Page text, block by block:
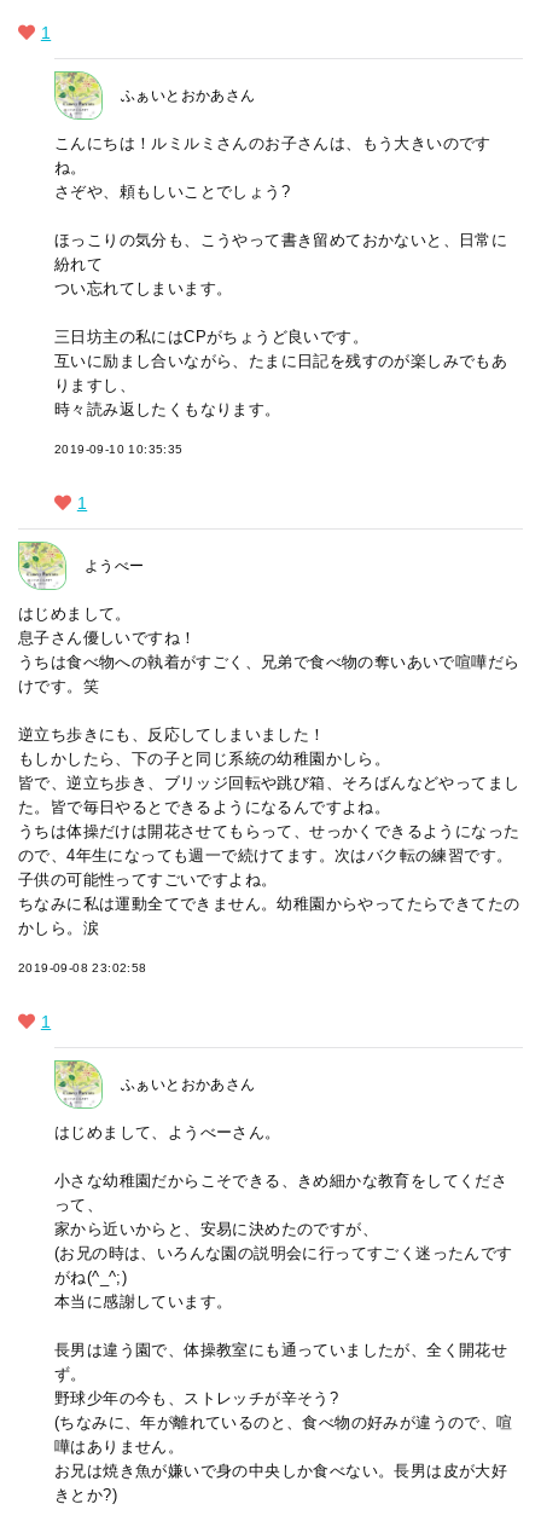
1
ふぁいとおかあさん
こんにちは！ルミルミさんのお子さんは、もう大きいのです
ね。
さぞや、頼もしいことでしょう?
ほっこりの気分も、こうやって書き留めておかないと、日常に
紛れて
つい忘れてしまいます。
三日坊主の私にはCPがちょうど良いです。
互いに励まし合いながら、たまに日記を残すのが楽しみでもあ
りますし、
時々読み返したくもなります。
2019-09-10 10:35:35
1
ようべー
はじめまして。
息子さん優しいですね！
うちは食べ物への執着がすごく、兄弟で食べ物の奪いあいで喧嘩だら
けです。笑
逆立ち歩きにも、反応してしまいました！
もしかしたら、下の子と同じ系統の幼稚園かしら。
皆で、逆立ち歩き、ブリッジ回転や跳び箱、そろばんなどやってまし
た。皆で毎日やるとできるようになるんですよね。
うちは体操だけは開花させてもらって、せっかくできるようになった
ので、4年生になっても週一で続けてます。次はバク転の練習です。
子供の可能性ってすごいですよね。
ちなみに私は運動全てできません。幼稚園からやってたらできてたの
かしら。涙
2019-09-08 23:02:58
1
ふぁいとおかあさん
はじめまして、ようべーさん。
小さな幼稚園だからこそできる、きめ細かな教育をしてくださ
って、
家から近いからと、安易に決めたのですが、
(お兄の時は、いろんな園の説明会に行ってすごく迷ったんです
がね(^_^;)
本当に感謝しています。
長男は違う園で、体操教室にも通っていましたが、全く開花せ
ず。
野球少年の今も、ストレッチが辛そう?
(ちなみに、年が離れているのと、食べ物の好みが違うので、喧
嘩はありません。
お兄は焼き魚が嫌いで身の中央しか食べない。長男は皮が大好
きとか?)